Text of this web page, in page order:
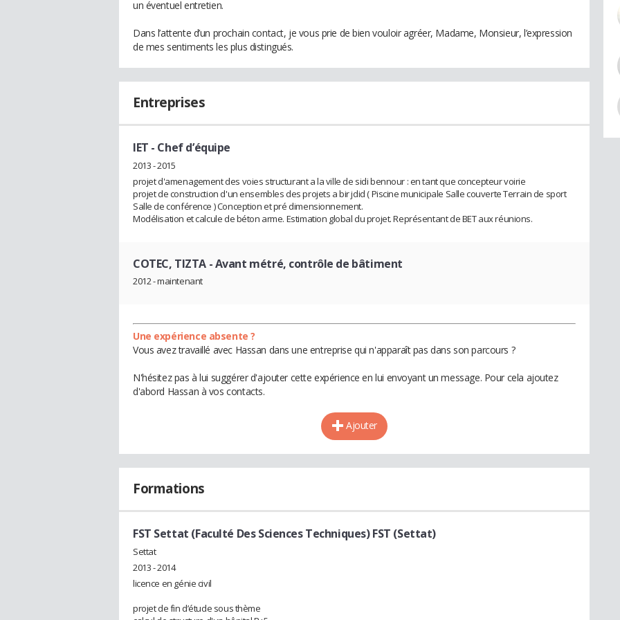
un éventuel entretien.
Dans l’attente d’un prochain contact, je vous prie de bien vouloir agréer, Madame, Monsieur, l’expression
de mes sentiments les plus distingués.
Entreprises
IET - Chef d’équipe
2013 - 2015
projet d'amenagement des voies structurant a la ville de sidi bennour : en tant que concepteur voirie
projet de construction d'un ensembles des projets a bir jdid ( Piscine municipale Salle couverte Terrain de sport
Salle de conférence ) Conception et pré dimensionnement.
Modélisation et calcule de béton arme. Estimation global du projet. Représentant de BET aux réunions.
COTEC, TIZTA- Avant métré, contrôle de bâtiment
2012 - maintenant
Une expérience absente ?
Vous avez travaillé avec Hassan dans une entreprise qui n'apparaît pas dans son parcours ?
N'hésitez pas à lui suggérer d'ajouter cette expérience en lui envoyant un message. Pour cela ajoutez
d'abord Hassan à vos contacts.
Ajouter
Formations
FST Settat (Faculté Des Sciences Techniques) FST (Settat)
Settat
2013 - 2014
licence en génie civil
projet de fin d’étude sous thème